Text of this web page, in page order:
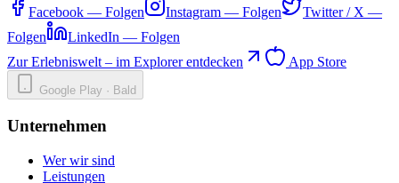
Facebook — Folgen Instagram — Folgen Twitter / X —
Folgen
LinkedIn — Folgen
Zur Erlebniswelt – im Explorer entdecken
App Store
Google Play · Bald
Unternehmen
Wer wir sind
Leistungen